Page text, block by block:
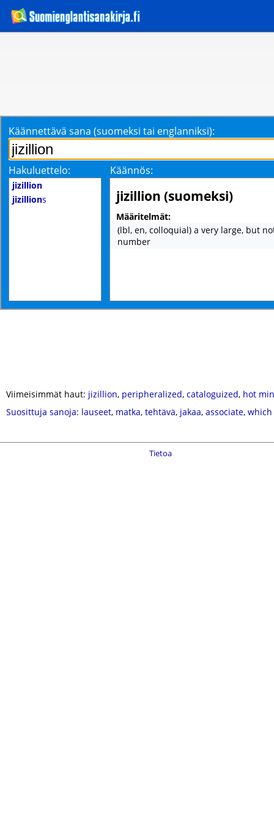
Käännettävä sana (suomeksi tai englanniksi):
Hakuluettelo: Käännös:
jizillion
jizillions jizillion (suomeksi)
Määritelmät:
(lbl, en, colloquial) a very large, but
number
Viimeisimmät haut: jizillion, peripheralized, cataloguized, hot
Suosittuja sanoja: lauseet, matka, tehtävä, jakaa, associate, which
Tietoa